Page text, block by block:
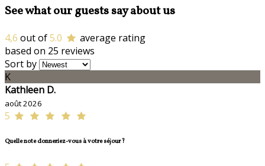
See what our guests say about us
4,6 out of5.0
average rating
based on 25 reviews
Sort by
K
Kathleen D.
août 2026
5
Quelle note donneriez-vous à votre séjour ?